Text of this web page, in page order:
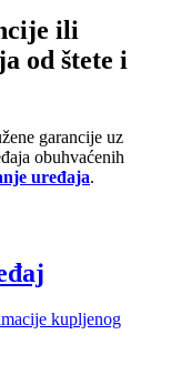
ili
od štete i
garancije uz
obuhvaćenih
uređaja.
kupljenog